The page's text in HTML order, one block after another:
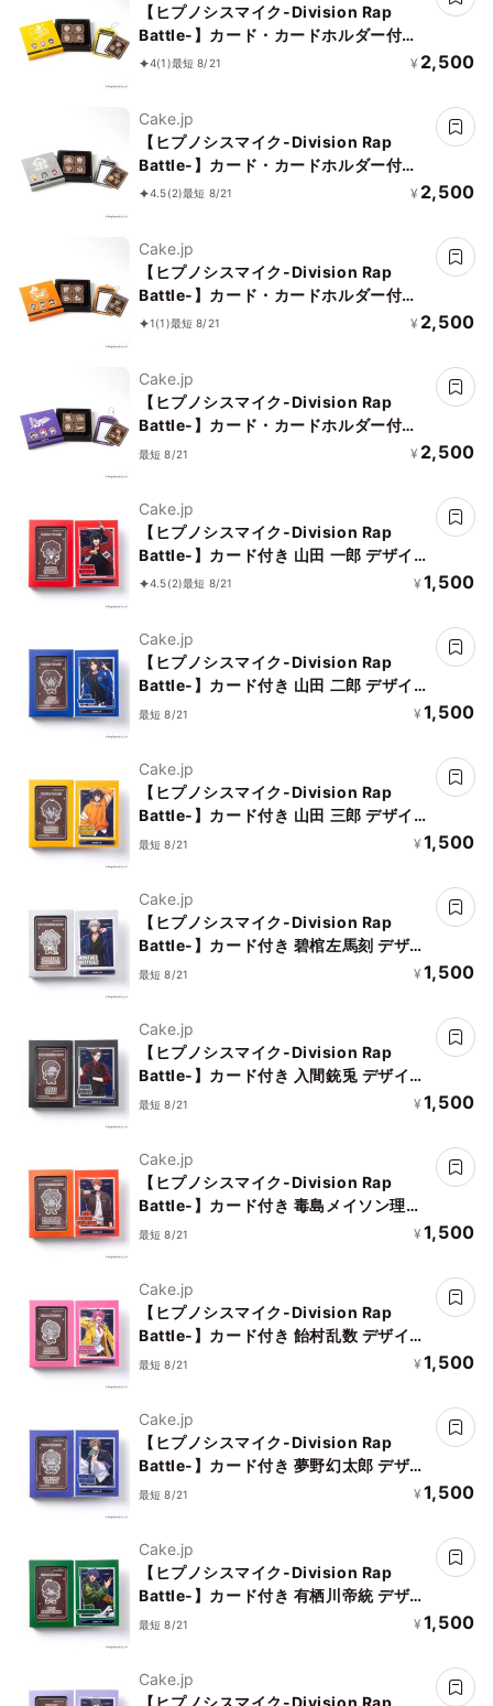
【ヒプノシスマイク-Division Rap
Battle-】カード・カードホルダー付き
シブヤ・ディビジョン（Fling Posse）
4(1)最短 8/21 ¥ 2,500
Cake.jp
【ヒプノシスマイク-Division Rap
Battle-】カード・カードホルダー付き
シンジュク・ディビジョン（麻天狼）デ
4.5(2)最短 8/21 ¥ 2,500
Cake.jp
【ヒプノシスマイク-Division Rap
Battle-】カード・カードホルダー付き
オオサカ・ディビジョン（どついたれ本
1(1)最短 8/21 ¥ 2,500
Cake.jp
【ヒプノシスマイク-Division Rap
Battle-】カード・カードホルダー付き
ナゴヤ・ディビジョン（Bad Ass
最短 8/21 ¥ 2,500
Cake.jp
【ヒプノシスマイク-Division Rap
Battle-】カード付き 山田 一郎 デザイ
ンチョコレート
4.5(2)最短 8/21 ¥ 1,500
Cake.jp
【ヒプノシスマイク-Division Rap
Battle-】カード付き 山田 二郎 デザイ
ンチョコレート
最短 8/21 ¥ 1,500
Cake.jp
【ヒプノシスマイク-Division Rap
Battle-】カード付き 山田 三郎 デザイ
ンチョコレート
最短 8/21 ¥ 1,500
Cake.jp
【ヒプノシスマイク-Division Rap
Battle-】カード付き 碧棺左馬刻 デザイ
ンチョコレート
最短 8/21 ¥ 1,500
Cake.jp
【ヒプノシスマイク-Division Rap
Battle-】カード付き 入間銃兎 デザイン
チョコレート
最短 8/21 ¥ 1,500
Cake.jp
【ヒプノシスマイク-Division Rap
Battle-】カード付き 毒島メイソン理鶯
デザインチョコレート
最短 8/21 ¥ 1,500
Cake.jp
【ヒプノシスマイク-Division Rap
Battle-】カード付き 飴村乱数 デザイン
チョコレート
最短 8/21 ¥ 1,500
Cake.jp
【ヒプノシスマイク-Division Rap
Battle-】カード付き 夢野幻太郎 デザイ
ンチョコレート
最短 8/21 ¥ 1,500
Cake.jp
【ヒプノシスマイク-Division Rap
Battle-】カード付き 有栖川帝統 デザイ
ンチョコレート
最短 8/21 ¥ 1,500
Cake.jp
【ヒプノシスマイク-Division Rap